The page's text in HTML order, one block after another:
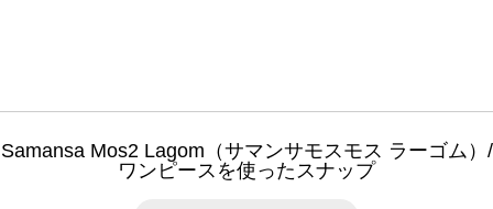
Samansa Mos2 Lagom（サマンサモスモス ラーゴム）/
ワンピースを使ったスナップ